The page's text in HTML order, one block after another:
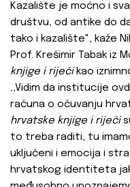
Kazalište je moćno i
društvu, od antike do
tako i kazalište", kaže
Prof. Krešimir Tabak iz
knjige i riječikao
‚‚Vidim da institucije
računa o očuvanju
hrvatske knjige i riječi
to treba raditi, tu
uključeni i emocija i
hrvatskog identiteta